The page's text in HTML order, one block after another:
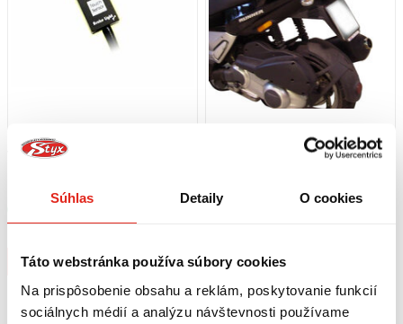
Súhlas Detaily O cookies
Táto webstránka používa súbory cookies
Na prispôsobenie obsahu a reklám, poskytovanie funkcií
sociálnych médií a analýzu návštevnosti používame
49,95 € s DPH
Kúpiť Kúpiť